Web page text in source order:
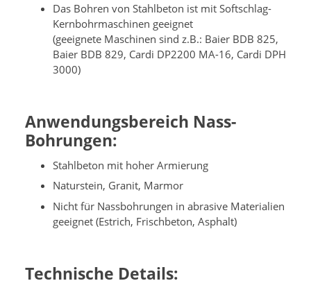
Das Bohren von Stahlbeton ist mit Softschlag-
Kernbohrmaschinen geeignet
(geeignete Maschinen sind z.B.: Baier BDB 825,
Baier BDB 829, Cardi DP2200 MA-16, Cardi DPH
3000)
Anwendungsbereich Nass-
Bohrungen:
Stahlbeton mit hoher Armierung
Naturstein, Granit, Marmor
Nicht für Nassbohrungen in abrasive Materialien
geeignet (Estrich, Frischbeton, Asphalt)
Technische Details: